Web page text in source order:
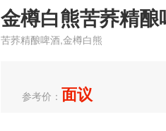
金樽白熊苦荞精酿
苦荞精酿啤酒,金樽白熊
参考价： 面议